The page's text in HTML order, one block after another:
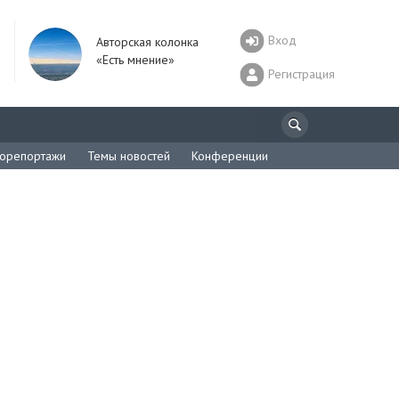
Авторская колонка
«Есть мнение»
Вход
Регистрация
Темы новостей Конференции